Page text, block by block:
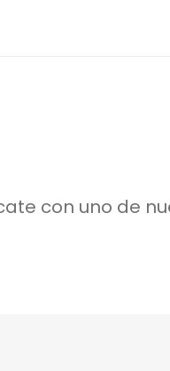
con uno de